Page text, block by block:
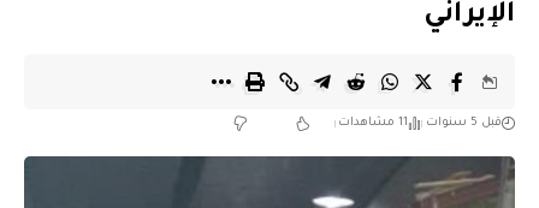
الإيراني
قبل 5 سنوات 11 مشاهدات